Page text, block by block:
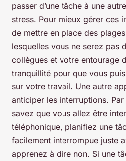
passer d’une tâche à une
stress. Pour mieux gérer ces
de mettre en place des
lesquelles vous ne serez pas
collègues et votre entourage
tranquillité pour que vous
sur votre travail. Une autre
anticiper les interruptions.
savez que vous allez être
téléphonique, planifiez une
facilement interrompue juste
apprenez à dire non. Si une